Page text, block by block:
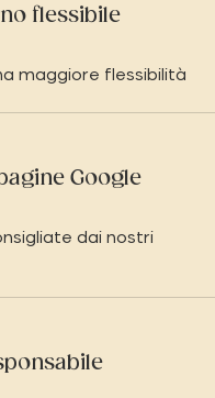
flessibile
maggiore flessibilità
Google
dai nostri